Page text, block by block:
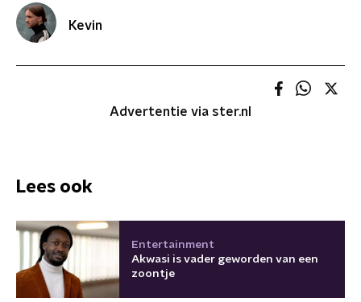
Kevin
Advertentie via ster.nl
Lees ook
Entertainment
Akwasi is vader geworden van een
zoontje